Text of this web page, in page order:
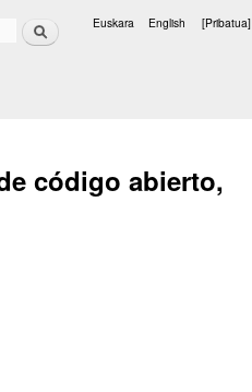
Bilatu Euskara English [Pribatua]
código abierto,